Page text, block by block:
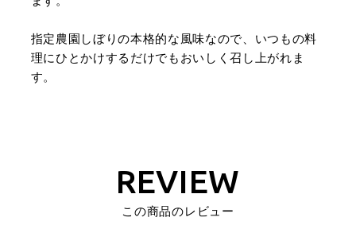
指定農園しぼりの本格的な風味なので、いつもの料
理にひとかけするだけでもおいしく召し上がれま
す。
REVIEW
この商品のレビュー